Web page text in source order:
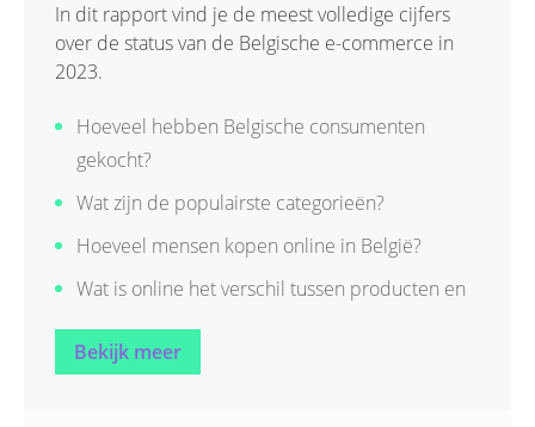
In dit rapport vind je de meest volledige cijfers
over de status van de Belgische e-commerce in
2023.
Hoeveel hebben Belgische consumenten
gekocht?
Wat zijn de populairste categorieën?
Hoeveel mensen kopen online in België?
Wat is online het verschil tussen producten en
Wat zijn de meest gekocht product- en
Bekijk meer